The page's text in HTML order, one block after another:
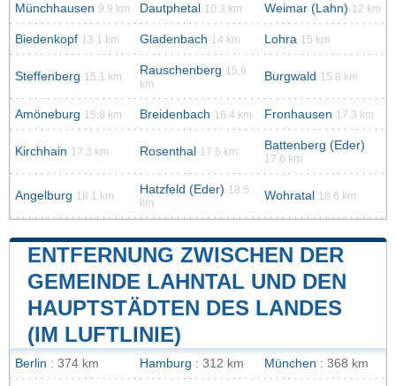
Münchhausen 9.9 km Dautphetal 10.3 km Weimar (Lahn) 12 km
Biedenkopf 13.1 km Gladenbach 14 km Lohra 15 km
Steffenberg 15.1 km Rauschenberg 15.6
km
Burgwald 15.8 km
Amöneburg 15.8 km Breidenbach 16.4 km Fronhausen 17.3 km
Kirchhain 17.3 km Rosenthal 17.5 km Battenberg (Eder)
17.6 km
Angelburg 18.1 km Hatzfeld (Eder) 18.5
km
Wohratal 18.6 km
ENTFERNUNG ZWISCHEN DER
GEMEINDE LAHNTAL UND DEN
HAUPTSTÄDTEN DES LANDES
(IM LUFTLINIE)
Berlin : 374 km Hamburg : 312 km München : 368 km